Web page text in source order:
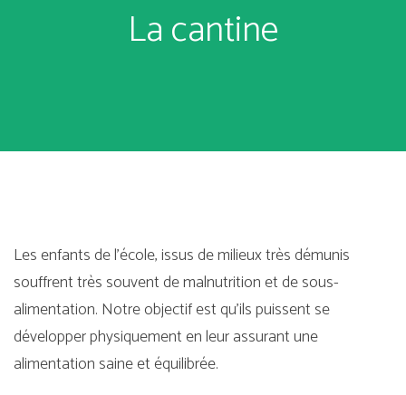
La cantine
Les enfants de l'école, issus de milieux très démunis
souffrent très souvent de malnutrition et de sous-
alimentation. Notre objectif est qu'ils puissent se
développer physiquement en leur assurant une
alimentation saine et équilibrée.